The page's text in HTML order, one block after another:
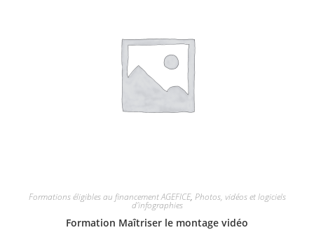
Formations éligibles au financement AGEFICE, Photos, vidéos et logiciels
d'infographies
Formation Maîtriser le montage vidéo